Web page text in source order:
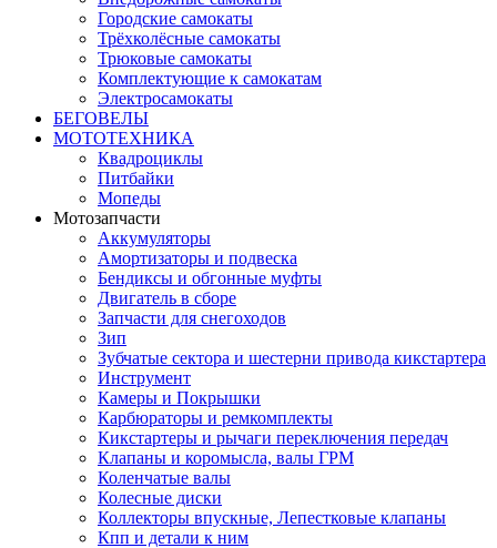
Городские самокаты
Трёхколёсные самокаты
Трюковые самокаты
Комплектующие к самокатам
Электросамокаты
БЕГОВЕЛЫ
МОТОТЕХНИКА
Квадроциклы
Питбайки
Мопеды
Мотозапчасти
Аккумуляторы
Амортизаторы и подвеска
Бендиксы и обгонные муфты
Двигатель в сборе
Запчасти для снегоходов
Зип
Зубчатые сектора и шестерни привода кикстартера
Инструмент
Камеры и Покрышки
Карбюраторы и ремкомплекты
Кикстартеры и рычаги переключения передач
Клапаны и коромысла, валы ГРМ
Коленчатые валы
Колесные диски
Коллекторы впускные, Лепестковые клапаны
Кпп и детали к ним